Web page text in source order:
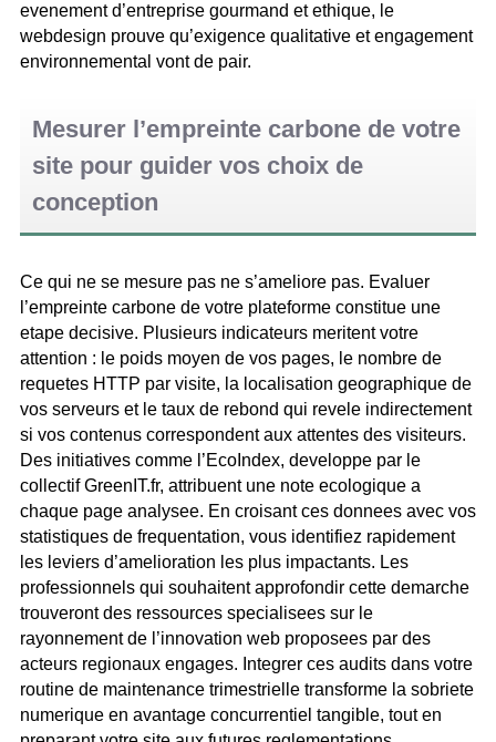
evenement d’entreprise gourmand et ethique, le
webdesign prouve qu’exigence qualitative et engagement
environnemental vont de pair.
Mesurer l’empreinte carbone de votre
site pour guider vos choix de
conception
Ce qui ne se mesure pas ne s’ameliore pas. Evaluer
l’empreinte carbone de votre plateforme constitue une
etape decisive. Plusieurs indicateurs meritent votre
attention : le poids moyen de vos pages, le nombre de
requetes HTTP par visite, la localisation geographique de
vos serveurs et le taux de rebond qui revele indirectement
si vos contenus correspondent aux attentes des visiteurs.
Des initiatives comme l’EcoIndex, developpe par le
collectif GreenIT.fr, attribuent une note ecologique a
chaque page analysee. En croisant ces donnees avec vos
statistiques de frequentation, vous identifiez rapidement
les leviers d’amelioration les plus impactants. Les
professionnels qui souhaitent approfondir cette demarche
trouveront des ressources specialisees sur le
rayonnement de l’innovation web proposees par des
acteurs regionaux engages. Integrer ces audits dans votre
routine de maintenance trimestrielle transforme la sobriete
numerique en avantage concurrentiel tangible, tout en